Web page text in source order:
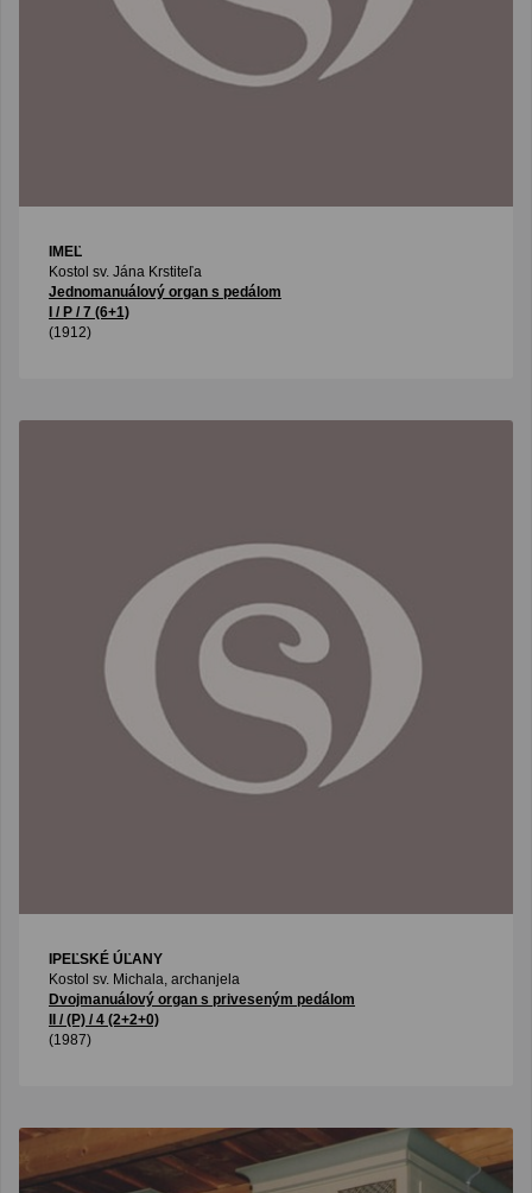
IMEĽ
Kostol sv. Jána Krstiteľa
Jednomanuálový organ s pedálom
I / P / 7 (6+1)
(1912)
IPEĽSKÉ ÚĽANY
Kostol sv. Michala, archanjela
Dvojmanuálový organ s priveseným pedálom
II / (P) / 4 (2+2+0)
(1987)